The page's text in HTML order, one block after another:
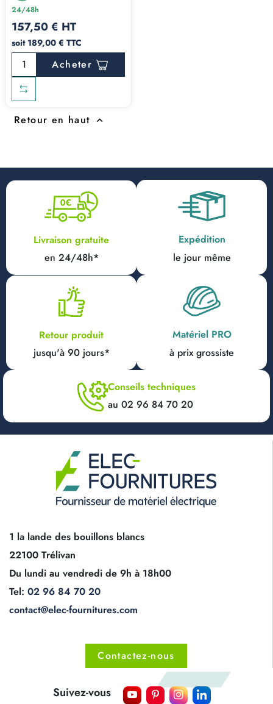
24/48h
157,50 € HT
soit 189,00 € TTC
Acheter
Retour en haut 
Livraison gratuite
en 24/48h*
Expédition
le jour même
Retour produit
jusqu'à 90 jours*
Matériel PRO
à prix grossiste
Conseils techniques
au 02 96 84 70 20
1 la lande des bouillons blancs
22100 Trélivan
Du lundi au vendredi de 9h à 18h00
Tel: 02 96 84 70 20
contact@elec-fournitures.com
Contactez-nous
Suivez-vous